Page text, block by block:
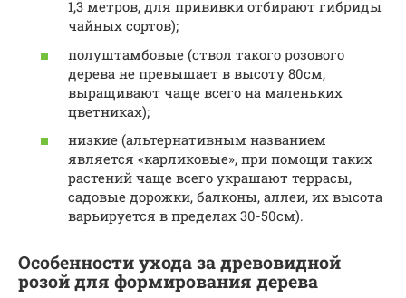
1,3 метров, для прививки отбирают гибриды
чайных сортов);
полуштамбовые (ствол такого розового
дерева не превышает в высоту 80см,
выращивают чаще всего на маленьких
цветниках);
низкие (альтернативным названием
является «карликовые», при помощи таких
растений чаще всего украшают террасы,
садовые дорожки, балконы, аллеи, их высота
варьируется в пределах 30-50см).
Особенности ухода за древовидной
розой для формирования дерева